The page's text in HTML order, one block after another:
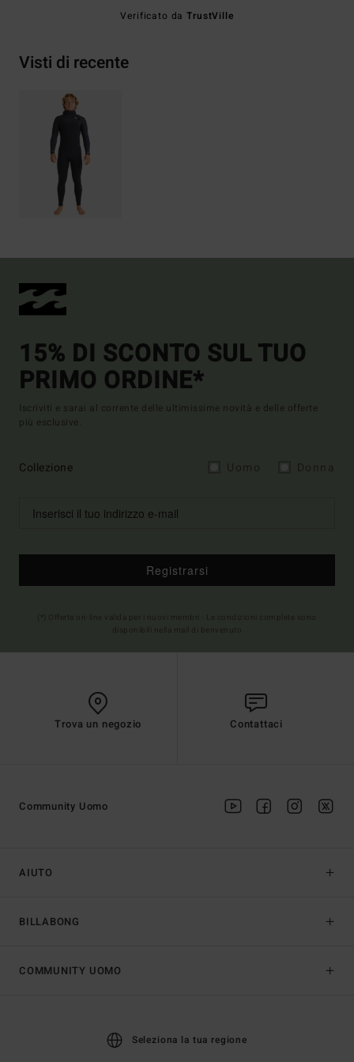
Verificato daTrustVille
Visti di recente
15% DI SCONTO SUL TUO
PRIMO ORDINE*
Iscriviti e sarai al corrente delle ultimissime novità e delle offerte
più esclusive.
Collezione
Registrarsi
Trova un negozio Contattaci
AIUTO
BILLABONG
Community Uomo
COMMUNITY UOMO
Seleziona la tua regione